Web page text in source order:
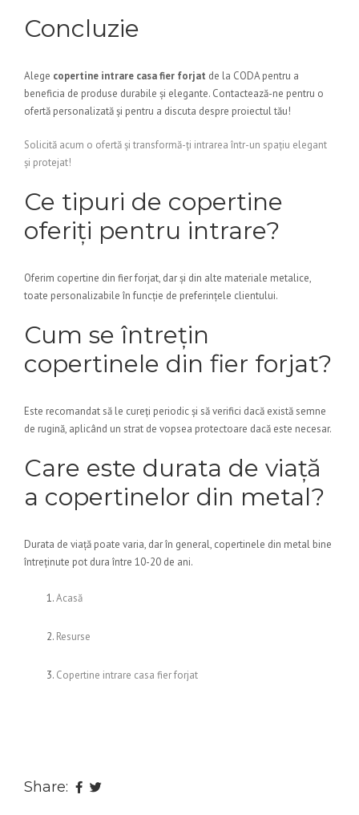
Concluzie
Alege copertine intrare casa fier forjat de la CODA pentru a
beneficia de produse durabile și elegante. Contactează-ne pentru o
ofertă personalizată și pentru a discuta despre proiectul tău!
Solicită acum o ofertă și transformă-ți intrarea într-un spațiu elegant
și protejat!
Ce tipuri de copertine
oferiți pentru intrare?
Oferim copertine din fier forjat, dar și din alte materiale metalice,
toate personalizabile în funcție de preferințele clientului.
Cum se întrețin
copertinele din fier forjat?
Este recomandat să le cureți periodic și să verifici dacă există semne
de rugină, aplicând un strat de vopsea protectoare dacă este necesar.
Care este durata de viață
a copertinelor din metal?
Durata de viață poate varia, dar în general, copertinele din metal bine
întreținute pot dura între 10-20 de ani.
Acasă
Resurse
Copertine intrare casa fier forjat
Share: